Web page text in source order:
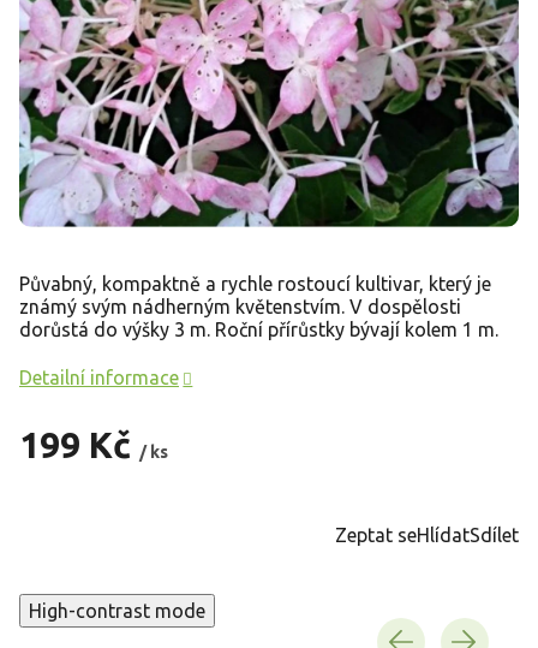
199 Kč / ks
Půvabný, kompaktně a rychle rostoucí kultivar, který je
známý svým nádherným květenstvím. V dospělosti
dorůstá do výšky 3 m. Roční přírůstky bývají kolem 1 m.
Detailní informace
Zeptat seHlídatSdílet
High-contrast mode